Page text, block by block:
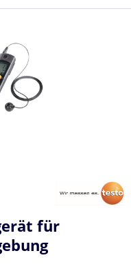
für